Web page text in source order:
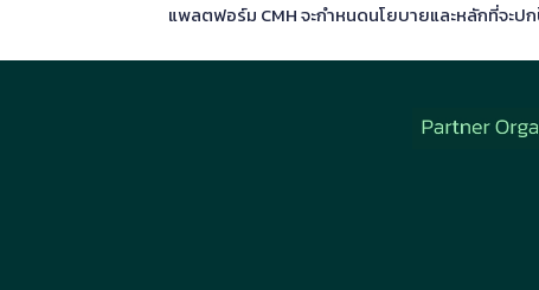
แพลตฟอร์ม CMH จะกำหนดนโยบายและหลักที่จะ